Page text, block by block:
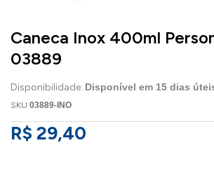
Caneca Inox 400ml
03889
Disponibilidade: Disponível em 15 dias
SKU 03889-INO
R$ 29,40